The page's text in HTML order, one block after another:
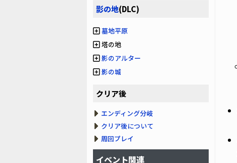
影の地(DLC)
墓地平原
塔の地
影のアルター
影の城
クリア後
エンディング分岐
クリア後について
周回プレイ
イベント関連